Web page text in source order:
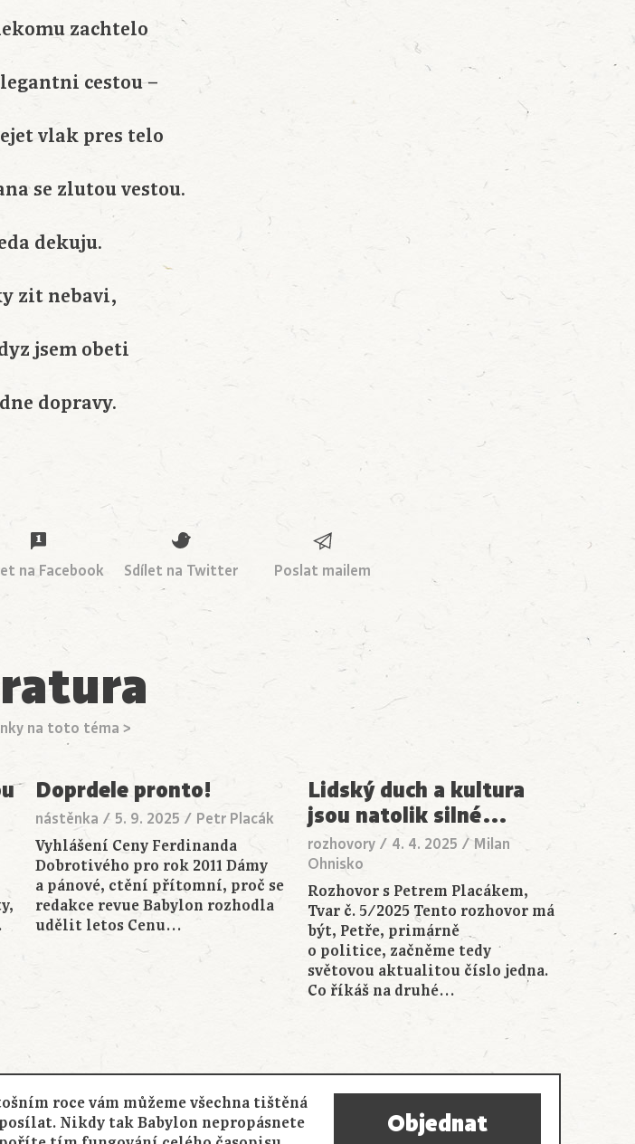
zachtelo
cestou –
vlak pres telo
se zlutou vestou.
dekuju.
zit nebavi,
jsem obeti
dopravy.
na Facebook
Sdílet na Twitter Poslat mailem
na toto téma >
Doprdele pronto!
nástěnka / 5. 9. 2025 / Petr Placák
Vyhlášení Ceny Ferdinanda
Dobrotivého pro rok 2011 Dámy
a pánové, ctění přítomní, proč se
redakce revue Babylon rozhodla
udělit letos Cenu…
Lidský duch a kultura
jsou natolik silné…
rozhovory / 4. 4. 2025 / Milan
Ohnisko
Rozhovor s Petrem Placákem,
Tvar č. 5/2025 Tento rozhovor má
být, Petře, primárně
o politice, začněme tedy
světovou aktualitou číslo jedna.
Co říkáš na druhé…
roce vám můžeme všechna tištěná
Nikdy tak Babylon nepropásnete
Objednat